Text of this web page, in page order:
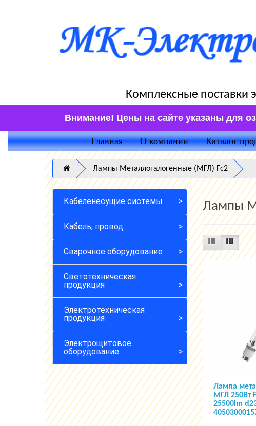
Комплексные поставки
Внимание! Цены на сайте указаны для
Главная О компании Каталог
Лампы Металлогалогенные (МГЛ) Fc2
Кабеленесущие системы
Кабель, провод
Сварочное оборудование
Светотехническая
продукция
Электротехническая
продукция
Электрощитовое
оборудование
Лампы
Лампа
МГЛ 250Вт
25500lm